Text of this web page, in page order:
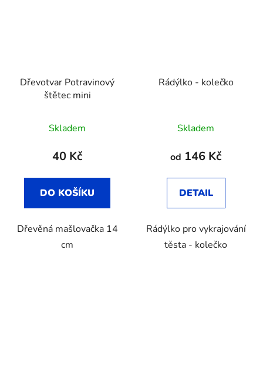
Dřevotvar Potravinový
štětec mini
Skladem
40 Kč
DO KOŠÍKU
Dřevěná mašlovačka 14
cm
Rádýlko - kolečko
Skladem
od 146 Kč
DETAIL
Rádýlko pro vykrajování
těsta - kolečko